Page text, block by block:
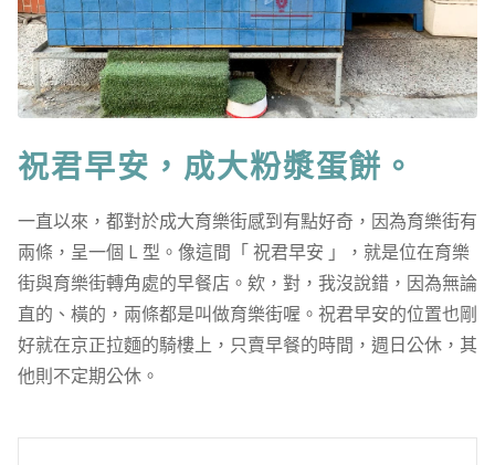
祝君早安，成大粉漿蛋餅。
一直以來，都對於成大育樂街感到有點好奇，因為育樂街有
兩條，呈一個 L 型。像這間「 祝君早安 」，就是位在育樂
街與育樂街轉角處的早餐店。欸，對，我沒說錯，因為無論
直的、橫的，兩條都是叫做育樂街喔。祝君早安的位置也剛
好就在京正拉麵的騎樓上，只賣早餐的時間，週日公休，其
他則不定期公休。